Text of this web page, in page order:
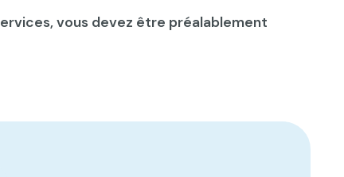
vous devez être préalablement